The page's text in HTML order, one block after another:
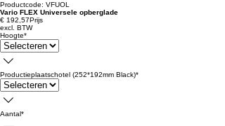
Productcode: VFUOL
Vario FLEX Universele opberglade
€ 192,57Prijs
excl. BTW
Hoogte*
Productieplaatschotel (252*192mm Black)*
Aantal*